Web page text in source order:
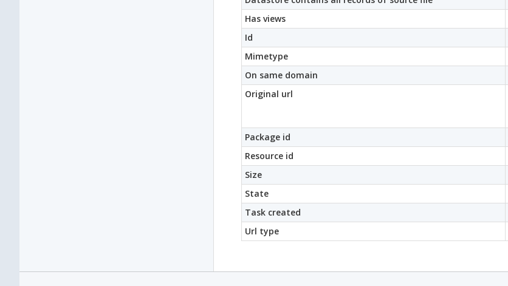
Has views
Id
Mimetype
On same domain
Original url
Package id
Resource id
Size
State
Task created
Url type